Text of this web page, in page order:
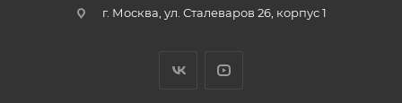
г. Москва, ул. Сталеваров 26, корпус 1